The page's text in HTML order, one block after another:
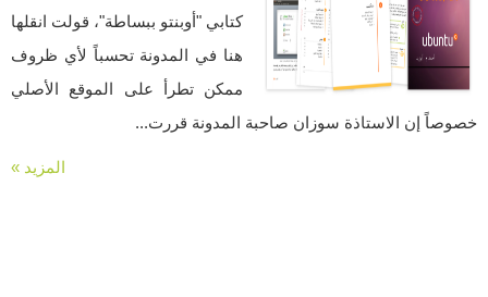
كتابي "أوبنتو ببساطة"، قولت انقلها
هنا في المدونة تحسباً لأي ظروف
ممكن تطرأ على الموقع الأصلي
خصوصاً إن الاستاذة سوزان صاحبة المدونة قررت...
المزيد »